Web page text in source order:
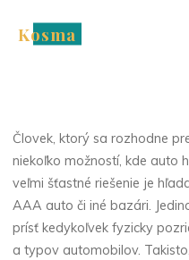
Kosma
Človek, ktorý sa rozhodne
niekoľko možností, kde auto
veľmi šťastné riešenie je
AAA auto či iné bazári.
prísť kedykoľvek fyzicky
a typov automobilov.